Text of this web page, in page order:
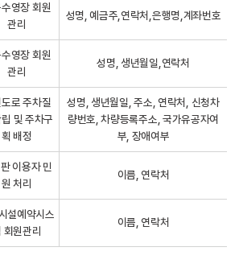
영장 회원
관리
성명, 예금주,연락처,은행명,계좌번호
영장 회원
관리
성명, 생년월일,연락처
로 주차질
및 주차구
획 배정
성명, 생년월일, 주소, 연락처, 신청차
량번호, 차량등록주소, 국가유공자여
부, 장애여부
이용자 민
원 처리
이름, 연락처
설예약시스
회원관리
이름, 연락처